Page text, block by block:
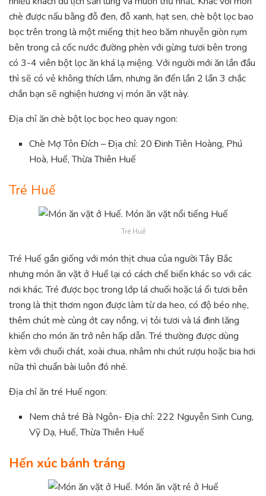
chè được nấu bằng đỗ đen, đỗ xanh, hạt sen, chè bột lọc bao
bọc trên trong là một miếng thịt heo băm nhuyễn giòn rụm
bên trong cả cốc nước đường phèn với gừng tươi bên trong
có 3-4 viên bột lọc ăn khá lạ miệng. Với người mới ăn lần đầu
thì sẽ có vẻ không thích lắm, nhưng ăn đến lần 2 lần 3 chắc
chắn bạn sẽ nghiện hương vị món ăn vặt này.
Địa chỉ ăn chè bột lọc bọc heo quay ngon:
Chè Mợ Tôn Đích – Địa chỉ: 20 Đinh Tiên Hoàng, Phú
Hoà, Huế, Thừa Thiên Huế
Tré Huế
Tré Huế
Tré Huế gần giống với món thịt chua của người Tây Bắc
nhưng món ăn vặt ở Huế lại có cách chế biến khác so với các
nơi khác. Tré được bọc trong lớp lá chuối hoặc lá ổi tươi bên
trong là thịt thơm ngon được làm từ da heo, có độ béo nhẹ,
thêm chút mè cùng ớt cay nồng, vị tỏi tươi và lá đinh lăng
khiến cho món ăn trở nên hấp dẫn. Tré thường được dùng
kèm với chuối chát, xoài chua, nhâm nhi chút rượu hoặc bia hơi
nữa thì chuẩn bài luôn đó nhé.
Địa chỉ ăn tré Huế ngon:
Nem chả tré Bà Ngôn- Địa chỉ: 222 Nguyễn Sinh Cung,
Vỹ Dạ, Huế, Thừa Thiên Huế
Hến xúc bánh tráng